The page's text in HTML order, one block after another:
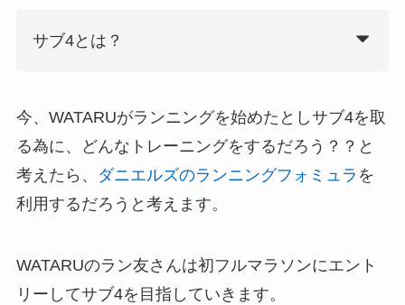
サブ4とは？
今、WATARUがランニングを始めたとしサブ4を取
る為に、どんなトレーニングをするだろう？？と
考えたら、
ダニエルズのランニングフォミュラ を
利用するだろうと考えます。
WATARUのラン友さんは初フルマラソンにエント
リーしてサブ4を目指していきます。